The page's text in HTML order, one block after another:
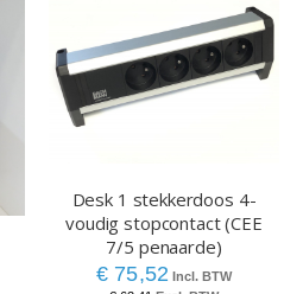
Desk 1 stekkerdoos 4-
voudig stopcontact (CEE
7/5 penaarde)
€ 75,52